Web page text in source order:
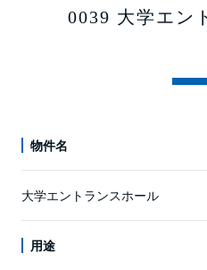
0039 大学エン
物件名
大学エントランスホール
用途